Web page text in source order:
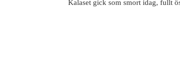
Kalaset gick som smort idag, fullt